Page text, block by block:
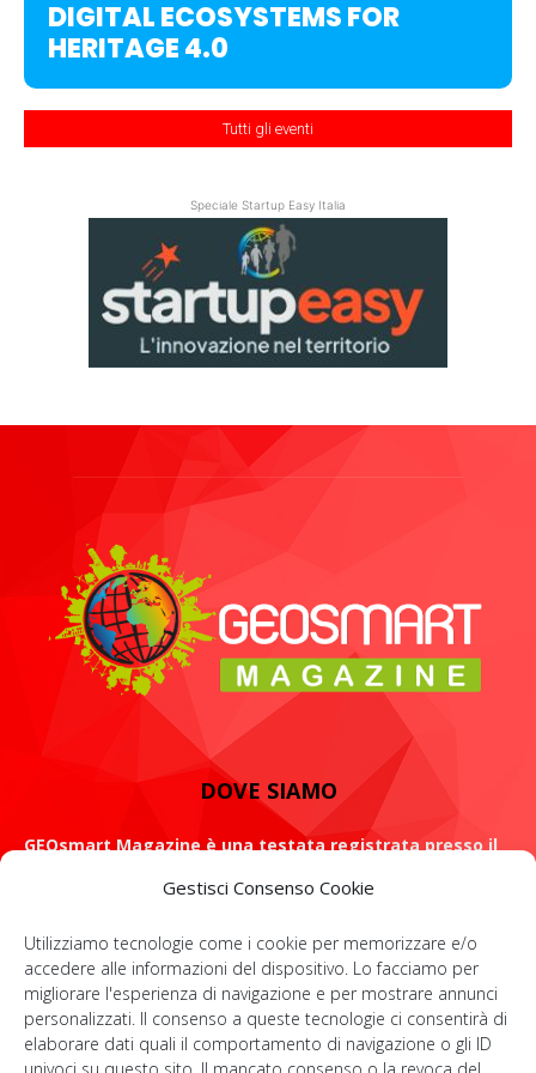
Gestisci Consenso Cookie
Utilizziamo tecnologie come i cookie per memorizzare e/o
accedere alle informazioni del dispositivo. Lo facciamo per
migliorare l'esperienza di navigazione e per mostrare annunci
personalizzati. Il consenso a queste tecnologie ci consentirà di
elaborare dati quali il comportamento di navigazione o gli ID
DIGITAL ECOSYSTEMS FOR
HERITAGE 4.0
Tutti gli eventi
Speciale Startup Easy Italia
DOVE SIAMO
GEOsmart Magazine è una testata registrata presso il
ROMA: Via Casilina 98, 00182
Contattaci:info@geosmartmagazine.it